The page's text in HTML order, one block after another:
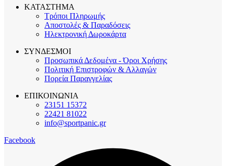
ΚΑΤΑΣΤΗΜΑ
Τρόποι Πληρωμής
Αποστολές & Παραδόσεις
Ηλεκτρονική Δωροκάρτα
ΣΥΝΔΕΣΜΟΙ
Προσωπικά Δεδομένα - Όροι Χρήσης
Πολιτική Επιστροφών & Αλλαγών
Πορεία Παραγγελίας
ΕΠΙΚΟΙΝΩΝΙΑ
23151 15372
22421 81022
info@sportpanic.gr
Facebook